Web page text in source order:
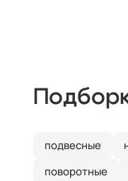
подвесные
поворотные